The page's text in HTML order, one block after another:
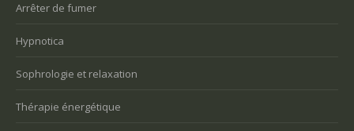
Arrêter de fumer
Hypnotica
Sophrologie et relaxation
Thérapie énergétique